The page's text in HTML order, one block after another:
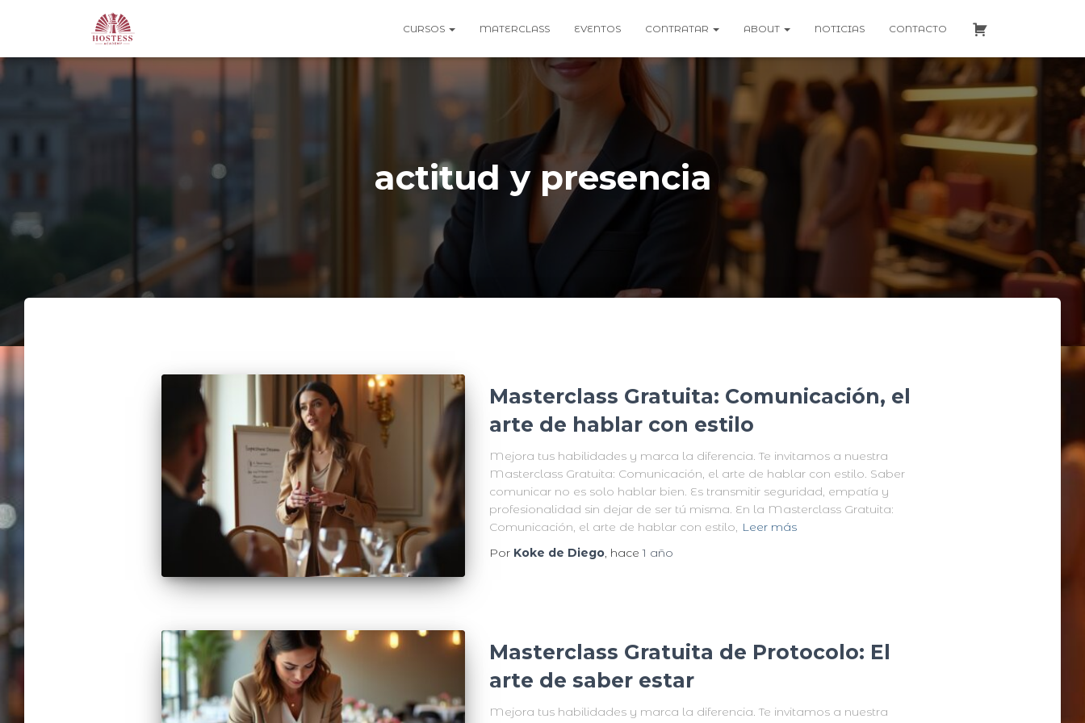
CURSOS MATERCLASS EVENTOS CONTRATAR ABOUT NOTICIAS CONTACTO
actitud y presencia
Masterclass Gratuita: Comunicación, el
arte de hablar con estilo
Mejora tus habilidades y marca la diferencia. Te invitamos a nuestra
Masterclass Gratuita: Comunicación, el arte de hablar con estilo. Saber
comunicar no es solo hablar bien. Es transmitir seguridad, empatía y
profesionalidad sin dejar de ser tú misma. En la Masterclass Gratuita:
Comunicación, el arte de hablar con estilo, Leer más
Por Koke de Diego, hace1 año
Masterclass Gratuita de Protocolo: El
arte de saber estar
Mejora tus habilidades y marca la diferencia. Te invitamos a nuestra